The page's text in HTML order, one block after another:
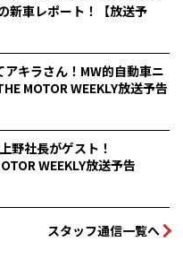
新車レポート！【放送予
アキラさん！MW的自動車ニ
MOTOR WEEKLY放送予告
野社長がゲスト！
WEEKLY放送予告
スタッフ通信一覧へ